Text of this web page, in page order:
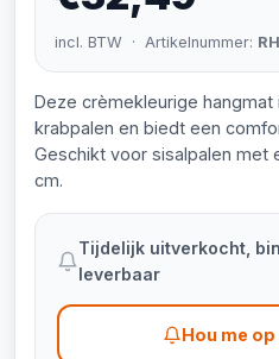
incl. BTW · Artikelnummer:
Deze crèmekleurige
krabpalen en biedt een
Geschikt voor sisalpalen met
cm.
Tijdelijk uitverkocht,
leverbaar
Hou me